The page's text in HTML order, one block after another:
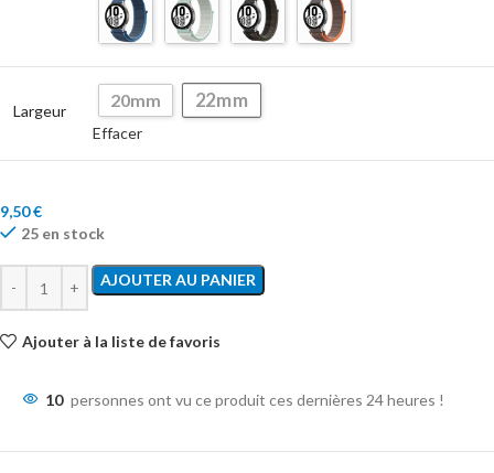
Largeur
20mm 22mm
Effacer
9,50€
25 en stock
AJOUTER AU PANIER
Ajouter à la liste de favoris
10 personnes ont vu ce produit ces dernières 24 heures !